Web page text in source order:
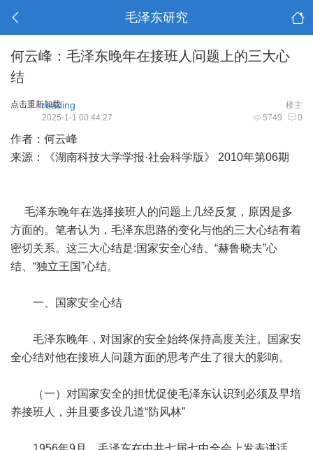
毛泽东研究
何云峰：毛泽东晚年在接班人问题上的三大心
结
点击重新加载 楼主
reading
5749 0
2025-1-1 00:44:27
作者：何云峰
来源：《湖南科技大学学报·社会科学版》 2010年第06期
毛泽东晚年在选择接班人的问题上几经反复，原因是多
方面的。笔者认为，毛泽东思路的变化与他的三大心结有着
密切关系。这三大心结是:国家安全心结、“赫鲁晓夫”心
结、“独立王国”心结。
一、国家安全心结
毛泽东晚年，对国家的安全始终保持高度关注。国家安
全心结对他在接班人问题方面的思考产生了很大的影响。
（一）对国家安全的担忧促使毛泽东认识到必须及早培
养接班人，并且要多设几道“防风林”